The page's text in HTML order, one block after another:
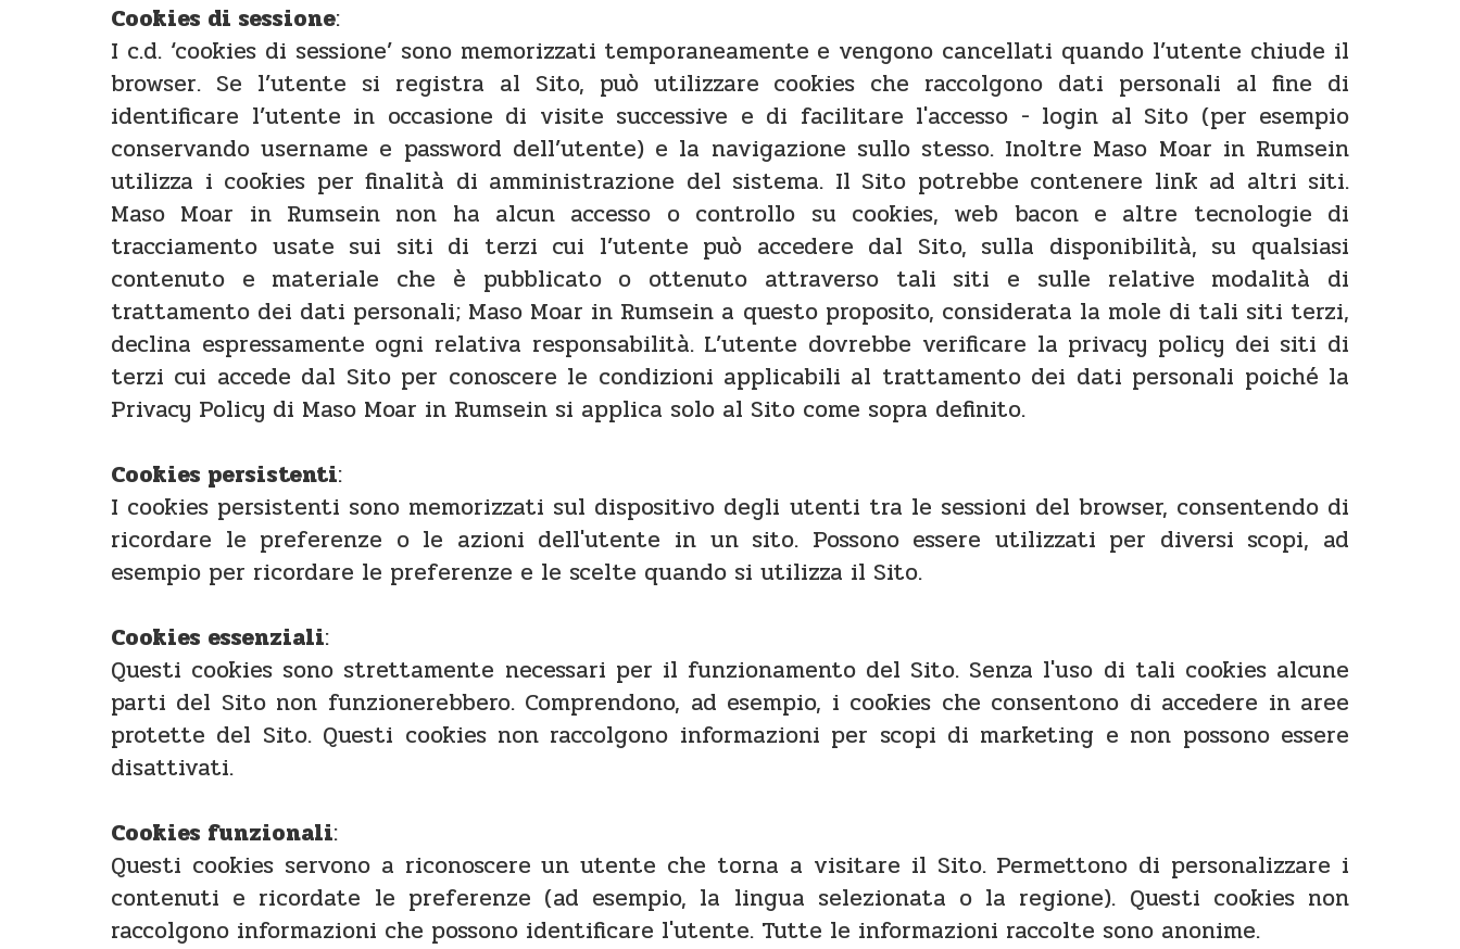
Cookies di sessione:
I c.d. ‘cookies di sessione’ sono memorizzati temporaneamente e vengono cancellati quando l’utente chiude il
browser. Se l’utente si registra al Sito, può utilizzare cookies che raccolgono dati personali al fine di
identificare l’utente in occasione di visite successive e di facilitare l'accesso - login al Sito (per esempio
conservando username e password dell’utente) e la navigazione sullo stesso. Inoltre Maso Moar in Rumsein
utilizza i cookies per finalità di amministrazione del sistema. Il Sito potrebbe contenere link ad altri siti.
Maso Moar in Rumsein non ha alcun accesso o controllo su cookies, web bacon e altre tecnologie di
tracciamento usate sui siti di terzi cui l’utente può accedere dal Sito, sulla disponibilità, su qualsiasi
contenuto e materiale che è pubblicato o ottenuto attraverso tali siti e sulle relative modalità di
trattamento dei dati personali; Maso Moar in Rumsein a questo proposito, considerata la mole di tali siti terzi,
declina espressamente ogni relativa responsabilità. L’utente dovrebbe verificare la privacy policy dei siti di
terzi cui accede dal Sito per conoscere le condizioni applicabili al trattamento dei dati personali poiché la
Privacy Policy di Maso Moar in Rumsein si applica solo al Sito come sopra definito.
Cookies persistenti:
I cookies persistenti sono memorizzati sul dispositivo degli utenti tra le sessioni del browser, consentendo di
ricordare le preferenze o le azioni dell'utente in un sito. Possono essere utilizzati per diversi scopi, ad
esempio per ricordare le preferenze e le scelte quando si utilizza il Sito.
Cookies essenziali:
Questi cookies sono strettamente necessari per il funzionamento del Sito. Senza l'uso di tali cookies alcune
parti del Sito non funzionerebbero. Comprendono, ad esempio, i cookies che consentono di accedere in aree
protette del Sito. Questi cookies non raccolgono informazioni per scopi di marketing e non possono essere
disattivati.
Cookies funzionali:
Questi cookies servono a riconoscere un utente che torna a visitare il Sito. Permettono di personalizzare i
contenuti e ricordate le preferenze (ad esempio, la lingua selezionata o la regione). Questi cookies non
raccolgono informazioni che possono identificare l'utente. Tutte le informazioni raccolte sono anonime.